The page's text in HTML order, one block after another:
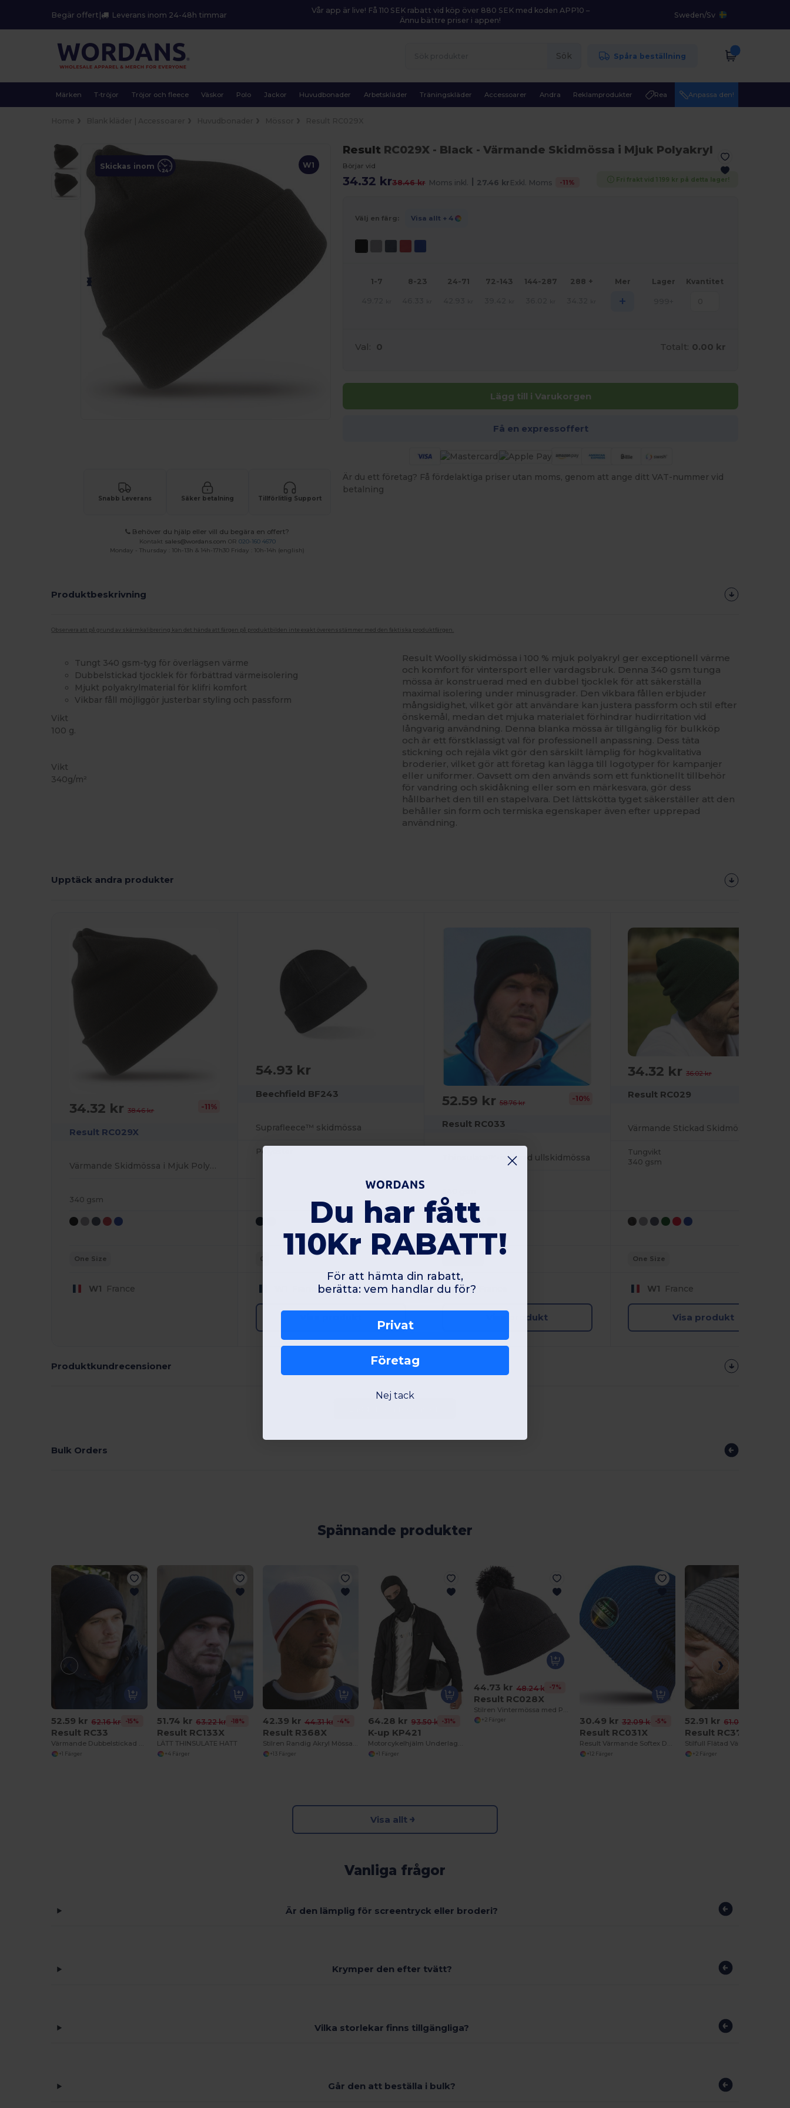
Begär offert | Leverans inom 24-48h timmar
Vår app är live! Få 110 SEK rabatt vid köp över 880 SEK med koden APP10 –
Ännu bättre priser i appen!
Sweden/Sv
Sök Spåra beställning
Märken T-tröjor Tröjor och fleece Väskor Polo Jackor Huvudbonader Arbetskläder Träningskläder Accessoarer Andra Reklamprodukter Rea Anpassa den!
W1
Skickas inom
Snabb Leverans Säker betalning Tillförlitlig Support
Behöver du hjälp eller vill du begära en offert?
Kontakt sales@wordans.com OR 020-160 4670
Monday - Thursday : 10h-13h & 14h-17h30 Friday : 10h-14h (english)
Result RC029X - Black - Värmande Skidmössa i Mjuk Polyakryl
Börjar vid
34.32 kr38.46 kr Moms inkl. | 27.46 kr Exkl. Moms -11% Fri frakt vid 1 199 kr på detta lager!
Välj en färg: Visa allt + 4
1-7 8-23 24-71 72-143 144-287 288 + Mer Lager Kvantitet
+
Val: 0 Totalt: 0.00 kr
Lägg till i Varukorgen
Få en expressoffert
Är du ett företag? Få fördelaktiga priser utan moms, genom att ange ditt VAT-nummer vid
betalning
Produktbeskrivning
Observera att på grund av skärmkalibrering kan det hända att färgen på produktbilden inte exakt överensstämmer med den faktiska produktfärgen.
Tungt 340 gsm-tyg för överlägsen värme
Dubbelstickad tjocklek för förbättrad värmeisolering
Mjukt polyakrylmaterial för klifri komfort
Vikbar fåll möjliggör justerbar styling och passform
Vikt
100 g.
Vikt
340g/m²
Result Woolly skidmössa i 100 % mjuk polyakryl ger exceptionell värme
och komfort för vintersport eller vardagsbruk. Denna 340 gsm tunga
mössa är konstruerad med en dubbel tjocklek för att säkerställa
maximal isolering under minusgrader. Den vikbara fållen erbjuder
mångsidighet, vilket gör att användare kan justera passform och stil efter
önskemål, medan det mjuka materialet förhindrar hudirritation vid
långvarig användning. Denna blanka mössa är tillgänglig för bulkköp
och är ett förstklassigt val för professionell anpassning. Dess täta
stickning och rejäla vikt gör den särskilt lämplig för högkvalitativa
broderier, vilket gör att företag kan lägga till logotyper för kampanjer
eller uniformer. Oavsett om den används som ett funktionellt tillbehör
för vandring och skidåkning eller som en märkesvara, gör dess
hållbarhet den till en stapelvara. Det lättskötta tyget säkerställer att den
behåller sin form och termiska egenskaper även efter upprepad
användning.
Upptäck andra produkter
34.32 kr38.46 kr -11%
Result RC029X
Värmande Skidmössa i Mjuk Polyakryl
340 gsm
One Size
W1 France
54.93 kr
Beechfield BF243
Suprafleece™ skidmössa
Polyester
0
France
52.59 kr58.76 kr -10%
Result RC033
Thinsulate™-isolerad ullskidmössa
W1France
Visa produkt
34.32 kr36.02 kr
Result RC029
Tungvikt
340 gsm
One Size
W1 France
Visa produkt
Produktkundrecensioner
Bulk Orders
Spännande produkter
52.59 kr 62.16 kr -15%
Result RC33
+1 Färger
51.74 kr 63.22 kr -18%
Result RC133X
LÄTT THINSULATE HATT
+4 Färger
42.39 kr 44.31 kr -4%
Result R368X
+13 Färger
64.28 kr 93.50 kr-31%
K-up KP421
+1 Färger
44.73 kr 48.24 kr -7%
Result RC028X
+2 Färger 30.49 kr 32.09 kr -5%
Result RC031X
+12 Färger
52.91 kr 61.09 kr
Result RC376X
+2 Färger
Visa allt
Vanliga frågor
Är den lämplig för screentryck eller broderi?
Krymper den efter tvätt?
Vilka storlekar finns tillgängliga?
Går den att beställa i bulk?
Du har fått
110Kr RABATT!
För att hämta din rabatt,
berätta: vem handlar du för?
Privat
Företag
Nej tack